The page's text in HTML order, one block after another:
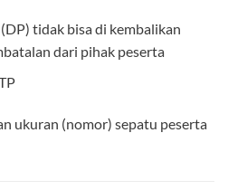
tidak bisa di kembalikan
dari pihak peserta
ukuran (nomor) sepatu peserta